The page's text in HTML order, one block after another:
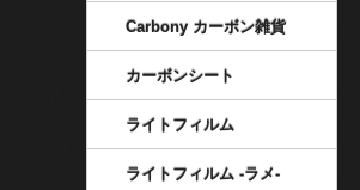
Carbony カーボン雑貨
カーボンシート
ライトフィルム
ライトフィルム -ラメ-